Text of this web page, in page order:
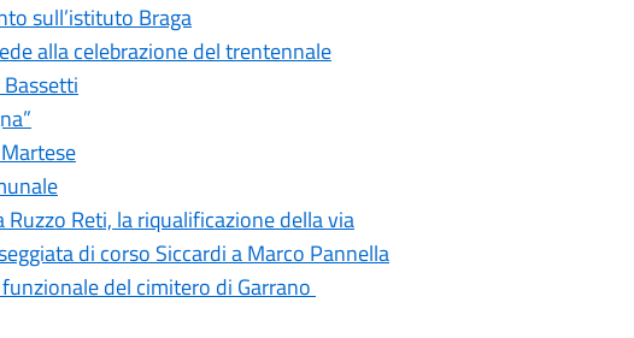
sull’istituto Braga
alla celebrazione del trentennale
Reti, la riqualificazione della via
di corso Siccardi a Marco Pannella
del cimitero di Garrano